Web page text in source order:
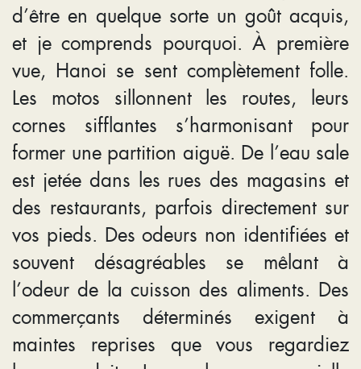
d’être en quelque sorte un goût acquis,
et je comprends pourquoi. À première
vue, Hanoi se sent complètement folle.
Les motos sillonnent les routes, leurs
cornes sifflantes s’harmonisant pour
former une partition aiguë. De l’eau sale
est jetée dans les rues des magasins et
des restaurants, parfois directement sur
vos pieds. Des odeurs non identifiées et
souvent désagréables se mêlant à
l’odeur de la cuisson des aliments. Des
commerçants déterminés exigent à
maintes reprises que vous regardiez